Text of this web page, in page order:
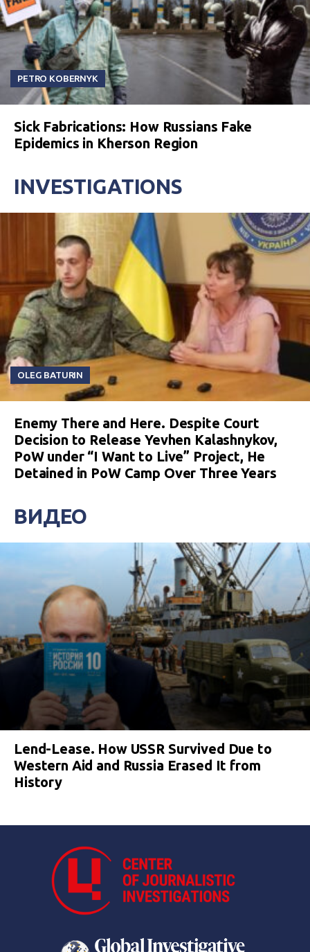
PETRO KOBERNYK
Sick Fabrications: How Russians Fake
Epidemics in Kherson Region
INVESTIGATIONS
OLEG BATURIN
Enemy There and Here. Despite Court
Decision to Release Yevhen Kalashnykov,
PoW under “I Want to Live” Project, He
Detained in PoW Camp Over Three Years
ВИДЕО
Lend-Lease. How USSR Survived Due to
Western Aid and Russia Erased It from
History